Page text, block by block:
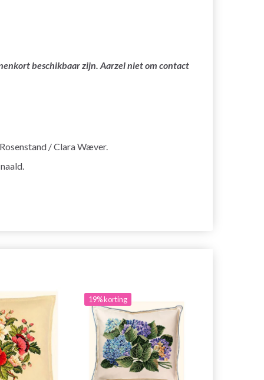
beschikbaar zijn. Aarzel niet om contact
/ Clara Wæver.
19% korting